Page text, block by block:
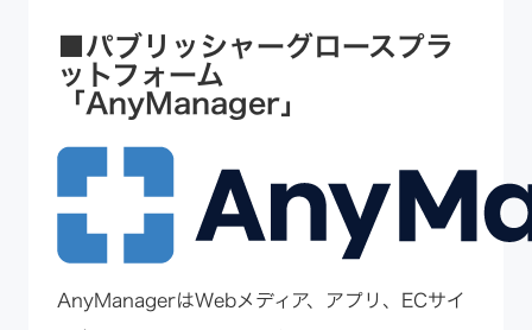
■パブリッシャーグロースプラ
ットフォーム
「AnyManager」
AnyManagerはWebメディア、アプリ、ECサイ